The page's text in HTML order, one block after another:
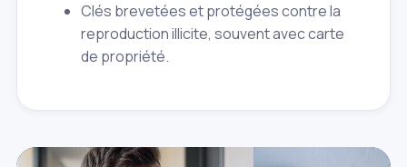
Clés brevetées et protégées contre la
reproduction illicite, souvent avec carte
de propriété.